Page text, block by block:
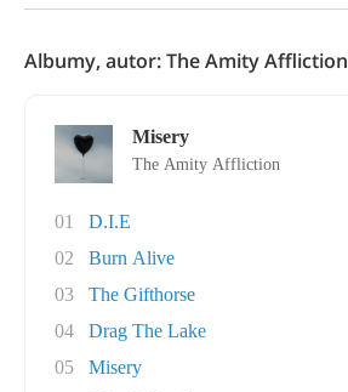
Albumy, autor: The Amity Affliction
Misery
The Amity Affliction
01
D.I.E
02
Burn Alive
03
The Gifthorse
04
Drag The Lake
05
Misery